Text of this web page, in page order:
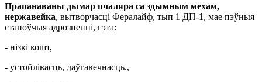
Прапанаваны дымар пчаляра са здымным мехам,
нержавейка, вытворчасці Фералайф, тып 1 ДП-1, мае пэўныя
станоўчыя адрозненні, гэта:
- нізкі кошт,
- устойлівасць, даўгавечнасць.,